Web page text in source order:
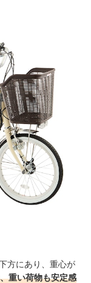
方にあり、重心が
重い荷物も安定感